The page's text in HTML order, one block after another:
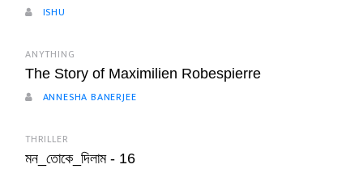
ISHU
ANYTHING
The Story of Maximilien Robespierre
ANNESHA BANERJEE
THRILLER
মন_তোকে_দিলাম - 16